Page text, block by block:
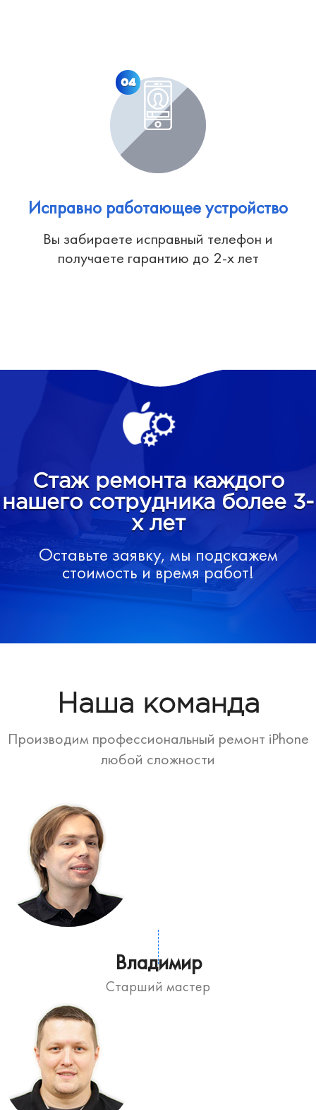
04
Исправно работающее устройство
Вы забираете исправный телефон и
получаете гарантию до 2-х лет
Стаж ремонта каждого
нашего сотрудника более 3-
х лет
Оставьте заявку, мы подскажем
стоимость и время работ!
Наша команда
Производим профессиональный ремонт iPhone
любой сложности
Владимир
Старший мастер